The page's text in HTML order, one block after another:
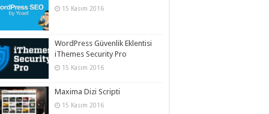
15 Kasım 2016
WordPress Güvenlik Eklentisi
iThemes Security Pro
15 Kasım 2016
Maxima Dizi Scripti
15 Kasım 2016